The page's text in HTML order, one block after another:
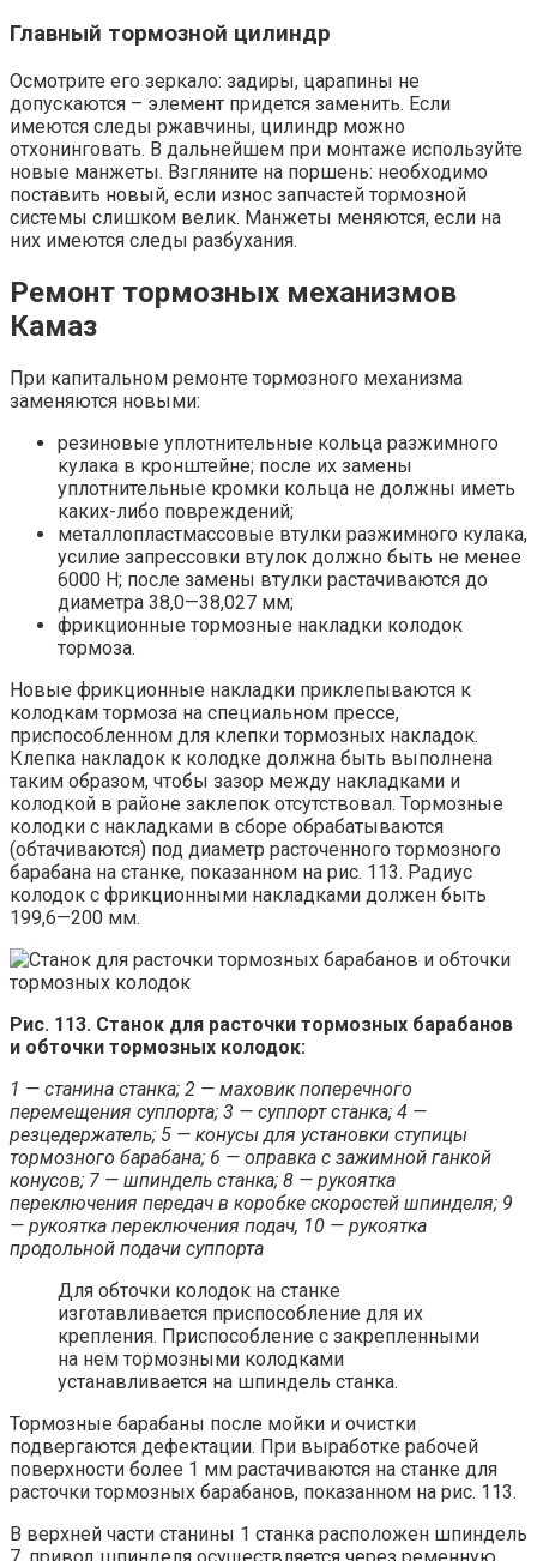
Главный тормозной цилиндр
Осмотрите его зеркало: задиры, царапины не
допускаются – элемент придется заменить. Если
имеются следы ржавчины, цилиндр можно
отхонинговать. В дальнейшем при монтаже используйте
новые манжеты. Взгляните на поршень: необходимо
поставить новый, если износ запчастей тормозной
системы слишком велик. Манжеты меняются, если на
них имеются следы разбухания.
Ремонт тормозных механизмов
Камаз
При капитальном ремонте тормозного механизма
заменяются новыми:
резиновые уплотнительные кольца разжимного
кулака в кронштейне; после их замены
уплотнительные кромки кольца не должны иметь
каких-либо повреждений;
металлопластмассовые втулки разжимного кулака,
усилие запрессовки втулок должно быть не менее
6000 Н; после замены втулки растачиваются до
диаметра 38,0—38,027 мм;
фрикционные тормозные накладки колодок
тормоза.
Новые фрикционные накладки приклепываются к
колодкам тормоза на специальном прессе,
приспособленном для клепки тормозных накладок.
Клепка накладок к колодке должна быть выполнена
таким образом, чтобы зазор между накладками и
колодкой в районе заклепок отсутствовал. Тормозные
колодки с накладками в сборе обрабатываются
(обтачиваются) под диаметр расточенного тормозного
барабана на станке, показанном на рис. 113. Радиус
колодок с фрикционными накладками должен быть
199,6—200 мм.
Рис. 113. Станок для расточки тормозных барабанов
и обточки тормозных колодок:
1 — станина станка; 2 — маховик поперечного
перемещения суппорта; 3 — суппорт станка; 4 —
резцедержатель; 5 — конусы для установки ступицы
тормозного барабана; 6 — оправка с зажимной ганкой
конусов; 7 — шпиндель станка; 8 — рукоятка
переключения передач в коробке скоростей шпинделя; 9
— рукоятка переключения подач, 10 — рукоятка
продольной подачи суппорта
Для обточки колодок на станке
изготавливается приспособление для их
крепления. Приспособление с закрепленными
на нем тормозными колодками
устанавливается на шпиндель станка.
Тормозные барабаны после мойки и очистки
подвергаются дефектации. При выработке рабочей
поверхности более 1 мм растачиваются на станке для
расточки тормозных барабанов, показанном на рис. 113.
В верхней части станины 1 станка расположен шпиндель
7, привод шпинделя осуществляется через ременную